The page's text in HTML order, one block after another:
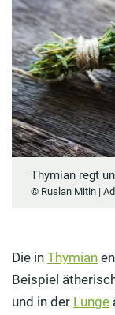
Thymian regt
© Ruslan Mitin |
Die in Thymian
Beispiel
und in der Lunge